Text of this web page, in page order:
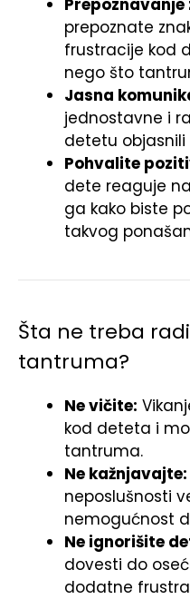
prepoznate
frustracije kod
nego što
Jasna
jednostavne i
detetu
Pohvalite
dete reaguje
ga kako biste
takvog
Šta ne treba
tantruma?
Ne vičite:
kod deteta i
tantruma.
Ne kažnjavajte:
neposlušnosti
nemogućnost
Ne ignorišite
dovesti do
dodatne